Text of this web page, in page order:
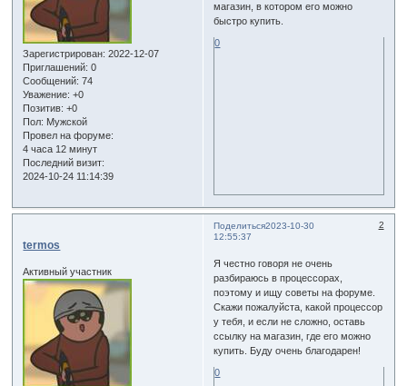
Зарегистрирован: 2022-12-07
Приглашений: 0
Сообщений: 74
Уважение: +0
Позитив: +0
Пол: Мужской
Провел на форуме:
4 часа 12 минут
Последний визит:
2024-10-24 11:14:39
магазин, в котором его можно
быстро купить.
0
Поделиться 2
2023-10-30
12:55:37
termos
Активный участник
Я честно говоря не очень
разбираюсь в процессорах,
поэтому и ищу советы на форуме.
Скажи пожалуйста, какой процессор
у тебя, и если не сложно, оставь
ссылку на магазин, где его можно
купить. Буду очень благодарен!
0